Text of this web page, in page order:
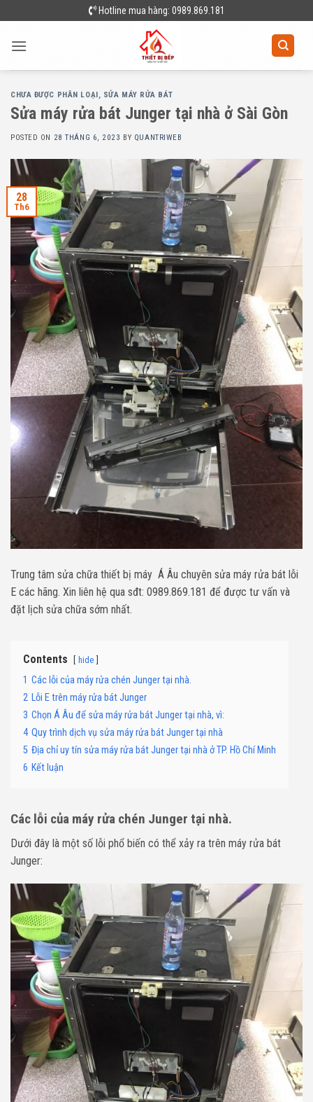
to
content
Hotline mua hàng: 0989.869.181
CHƯA ĐƯỢC PHÂN LOẠI, SỬA MÁY RỬA BÁT
Sửa máy rửa bát Junger tại nhà ở Sài Gòn
POSTED ON 28 THÁNG 6, 2023 BY QUANTRIWEB
28
Th6
Trung tâm sửa chữa thiết bị máy Á Âu chuyên sửa máy rửa bát lỗi
E các hãng. Xin liên hệ qua sđt: 0989.869.181 để được tư vấn và
đặt lịch sửa chữa sớm nhất.
Contents hide
1 Các lỗi của máy rửa chén Junger tại nhà.
2 Lỗi E trên máy rửa bát Junger
3 Chọn Á Âu để sửa máy rửa bát Junger tại nhà, vì:
4 Quy trình dịch vụ sửa máy rửa bát Junger tại nhà
5 Địa chỉ uy tín sửa máy rửa bát Junger tại nhà ở TP. Hồ Chí Minh
6 Kết luận
Các lỗi của máy rửa chén Junger tại nhà.
Dưới đây là một số lỗi phổ biến có thể xảy ra trên máy rửa bát
Junger: